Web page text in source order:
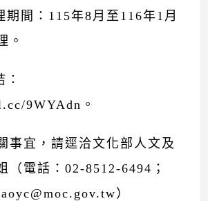
期間：115年8月至116年1月
。
9WYAdn。
事宜，請逕洽文化部人文及
（電話：02-8512-6494；
）